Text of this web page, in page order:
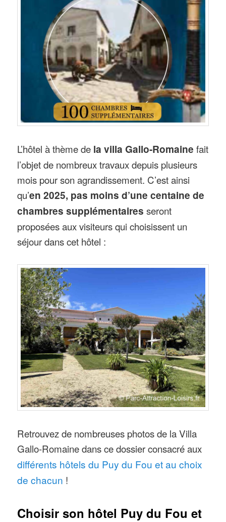
L’hôtel à thème de la villa Gallo-Romaine fait
l’objet de nombreux travaux depuis plusieurs
mois pour son agrandissement. C’est ainsi
qu’en 2025, pas moins d’une centaine de
chambres supplémentaires seront
proposées aux visiteurs qui choisissent un
séjour dans cet hôtel :
Retrouvez de nombreuses photos de la Villa
Gallo-Romaine dans ce dossier consacré aux
différents hôtels du Puy du Fou et au choix
de chacun !
Choisir son hôtel Puy du Fou et